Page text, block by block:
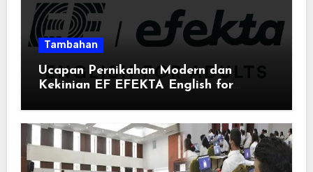
Tambahan
Ucapan Pernikahan Modern dan
Kekinian EF EFEKTA English for
Momen Spesial Semakin Berarti